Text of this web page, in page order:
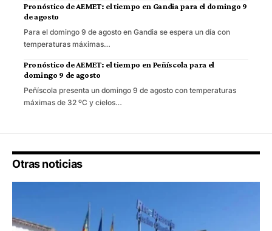
Pronóstico de AEMET: el tiempo en Gandia para el domingo 9
de agosto
Para el domingo 9 de agosto en Gandia se espera un día con
temperaturas máximas…
Pronóstico de AEMET: el tiempo en Peñíscola para el
domingo 9 de agosto
Peñíscola presenta un domingo 9 de agosto con temperaturas
máximas de 32 ºC y cielos…
Otras noticias